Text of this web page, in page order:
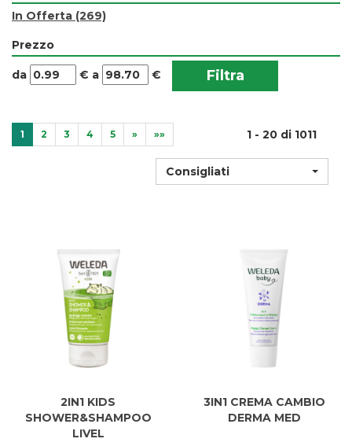
In Offerta (269)
Prezzo
filtra
da
da €
filtra
a
a €
1 2 3 4 5 » »» 1 - 20 di 1011
Consigliati
2IN1 KIDS
SHOWER&SHAMPOO
LIVEL
3IN1 CREMA CAMBIO
DERMA MED